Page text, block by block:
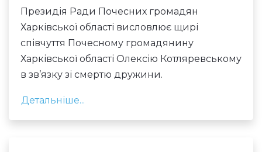
Президія Ради Почесних громадян
Харківської області висловлює щирі
співчуття Почесному громадянину
Харківської області Олексію Котляревському
в зв’язку зі смертю дружини.
Детальніше...